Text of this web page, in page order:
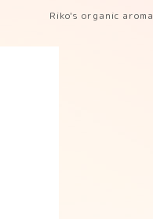
Riko's organic aroma